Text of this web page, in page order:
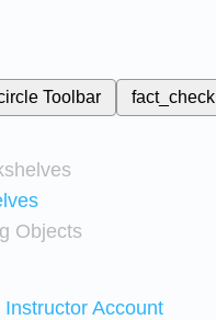
Toolbar fact_check
Objects
Instructor Account